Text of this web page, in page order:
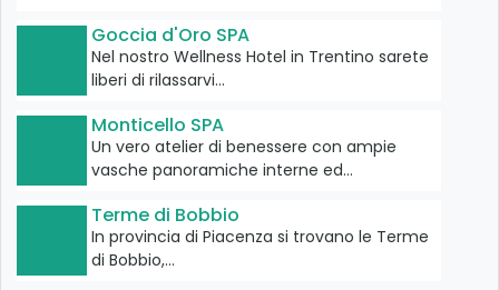
Goccia d'Oro SPA
Nel nostro Wellness Hotel in Trentino sarete
liberi di rilassarvi…
Monticello SPA
Un vero atelier di benessere con ampie
vasche panoramiche interne ed…
Terme di Bobbio
In provincia di Piacenza si trovano le Terme
di Bobbio,…